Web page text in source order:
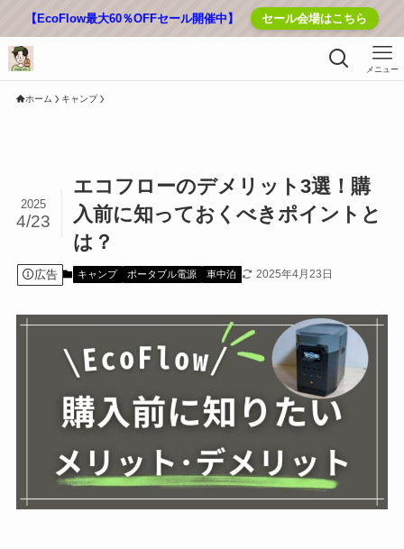
【EcoFlow最大60％OFFセール開催中】 セール会場はこちら
メニュー
ホーム キャンプ
エコフローのデメリット3選！購
入前に知っておくべきポイントと
は？
2025
4/23
広告 キャンプ ポータブル電源 車中泊 2025年4月23日